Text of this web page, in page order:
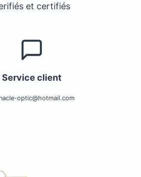
et certifiés
Service client
optic@hotmail.com